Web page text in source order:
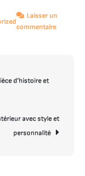
Laisser un
commentairesur
sélection
d’œuvres
d’histoire et
avec style et
personnalité